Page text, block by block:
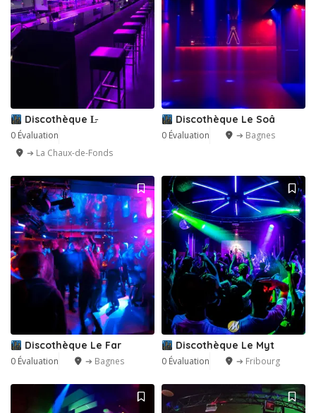
Discothèque L̵
0 Évaluation
➔ La Chaux-de-Fonds
Discothèque Le Soâ
0 Évaluation ➔ Bagnes
Discothèque Le Far
0 Évaluation ➔ Bagnes
Discothèque Le Myt
0 Évaluation ➔ Fribourg